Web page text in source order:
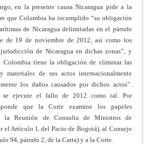
en la presente causa Nicaragua pide a la
que Colombia ha incumplido “su obligación
de Nicaragua delimitadas en el párrafo
de 19 de noviembre de 2012, así como los
de Nicaragua en dichas zonas”, y
Colombia tiene la obligación de eliminar las
materiales de sus actos internacionalmente
los daños causados por dichos actos”.
se ejecute el fallo de 2012 como tal. Por
que la Corte examine los papeles
la Reunión de Consulta de Ministros de
el Artículo L del Pacto de Bogotá), al Consejo
94, párrafo 2, de la Carta) y a la Corte.